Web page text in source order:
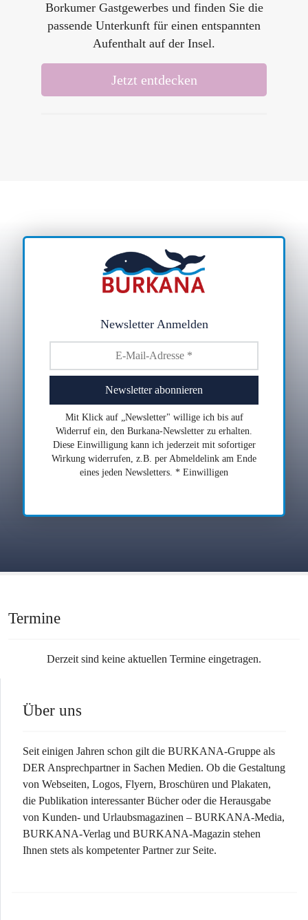
Borkumer Gastgewerbes und finden Sie die
passende Unterkunft für einen entspannten
Aufenthalt auf der Insel.
Jetzt entdecken
Newsletter Anmelden
Mit Klick auf „Newsletter" willige ich bis auf
Widerruf ein, den Burkana-Newsletter zu erhalten.
Diese Einwilligung kann ich jederzeit mit sofortiger
Wirkung widerrufen, z.B. per Abmeldelink am Ende
eines jeden Newsletters. * Einwilligen
Termine
Derzeit sind keine aktuellen Termine eingetragen.
Über uns
Seit einigen Jahren schon gilt die BURKANA-Gruppe als
DER Ansprechpartner in Sachen Medien. Ob die Gestaltung
von Webseiten, Logos, Flyern, Broschüren und Plakaten,
die Publikation interessanter Bücher oder die Herausgabe
von Kunden- und Urlaubsmagazinen – BURKANA-Media,
BURKANA-Verlag und BURKANA-Magazin stehen
Ihnen stets als kompetenter Partner zur Seite.